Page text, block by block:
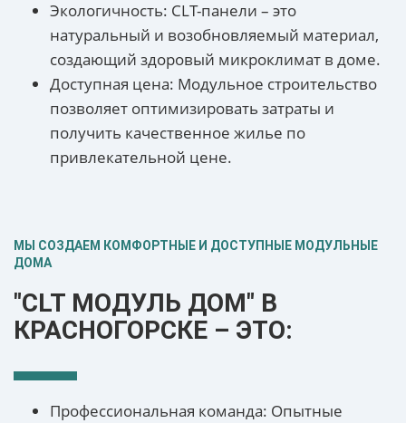
Экологичность: CLT-панели – это
натуральный и возобновляемый материал,
создающий здоровый микроклимат в доме.
Доступная цена: Модульное строительство
позволяет оптимизировать затраты и
получить качественное жилье по
привлекательной цене.
МЫ СОЗДАЕМ КОМФОРТНЫЕ И ДОСТУПНЫЕ МОДУЛЬНЫЕ
ДОМА
"CLT МОДУЛЬ ДОМ" В
КРАСНОГОРСКЕ – ЭТО:
Профессиональная команда: Опытные